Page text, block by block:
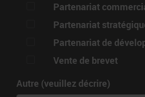
Partenariat
Partenariat
Partenariat de
Vente de brevet
Autre (veuillez décrire)